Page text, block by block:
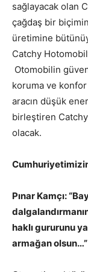
sağlayacak olan
çağdaş bir
üretimine
Catchy
Otomobilin
koruma ve
aracın düşük
birleştiren Catchy
olacak.
Pınar Kamçı:
haklı gururunu
armağan olsun…”